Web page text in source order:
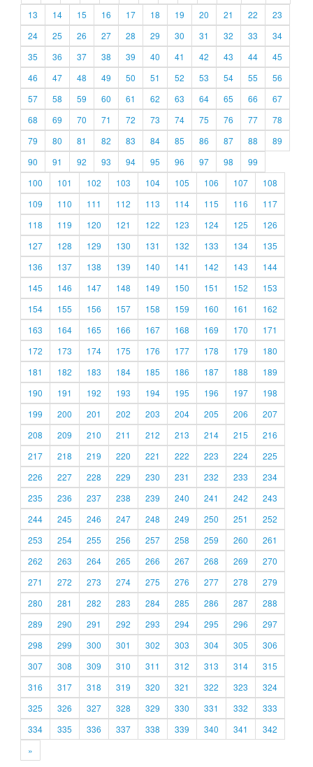
13
14 15 16 17 18 19 20 21 22
23
24
25 26 27 28 29 30 31 32 33
34
35
36 37 38 39 40 41 42 43 44
45
46
47 48 49 50 51 52 53 54 55
56
57
58 59 60 61 62 63 64 65 66
67
68
69 70 71 72 73 74 75 76 77
78
79
80 81 82 83 84 85 86 87 88
89
90
91 92 93 94 95 96 97 98
99
100
101 102 103 104 105 106 107
108
109
110 111 112 113 114 115 116
117
118
119 120 121 122 123 124 125
126
127
128 129 130 131 132 133 134
135
136
137 138 139 140 141 142 143
144
145
146 147 148 149 150 151 152
153
154
155 156 157 158 159 160 161
162
163
164 165 166 167 168 169 170
171
172
173 174 175 176 177 178 179
180
181
182 183 184 185 186 187 188
189
190
191 192 193 194 195 196 197
198
199
200 201 202 203 204 205 206
207
208
209 210 211 212 213 214 215
216
217
218 219 220 221 222 223 224
225
226
227 228 229 230 231 232 233
234
235
236 237 238 239 240 241 242
243
244
245 246 247 248 249 250 251
252
253
254 255 256 257 258 259 260
261
262
263 264 265 266 267 268 269
270
271
272 273 274 275 276 277 278
279
280
281 282 283 284 285 286 287
288
289
290 291 292 293 294 295 296
297
298
299 300 301 302 303 304 305
306
307
308 309 310 311 312 313 314
315
316
317 318 319 320 321 322 323
324
325
326 327 328 329 330 331 332
333
334
335 336 337 338 339 340 341
342
»